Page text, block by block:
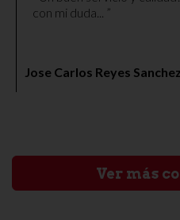
con mi duda...
Jose Carlos Reyes Sanchez
Ver más